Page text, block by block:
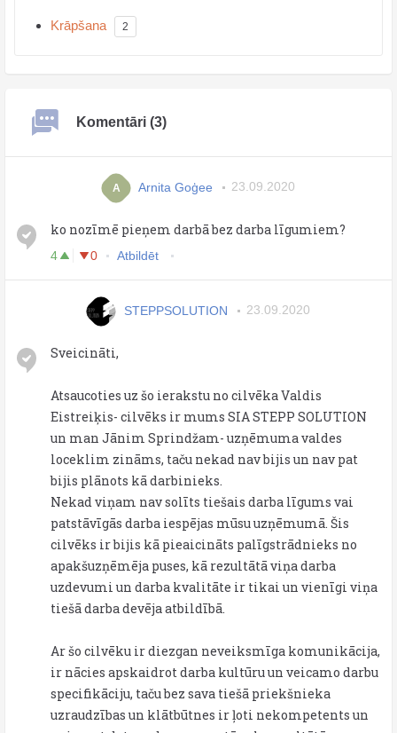
Krāpšana 2
Komentāri (3)
A Arnita Goģee 23.09.2020
ko nozīmē pieņem darbā bez darba līgumiem?
4 0 Atbildēt
STEPPSOLUTION 23.09.2020
Sveicināti,
Atsaucoties uz šo ierakstu no cilvēka Valdis
Eistreiķis- cilvēks ir mums SIA STEPP SOLUTION
un man Jānim Sprindžam- uzņēmuma valdes
loceklim zināms, taču nekad nav bijis un nav pat
bijis plānots kā darbinieks.
Nekad viņam nav solīts tiešais darba līgums vai
patstāvīgās darba iespējas mūsu uzņēmumā. Šis
cilvēks ir bijis kā pieaicināts palīgstrādnieks no
apakšuzņēmēja puses, kā rezultātā viņa darba
uzdevumi un darba kvalitāte ir tikai un vienīgi viņa
tiešā darba devēja atbildībā.
Ar šo cilvēku ir diezgan neveiksmīga komunikācija,
ir nācies apskaidrot darba kultūru un veicamo darbu
specifikāciju, taču bez sava tiešā priekšnieka
uzraudzības un klātbūtnes ir ļoti nekompetents un